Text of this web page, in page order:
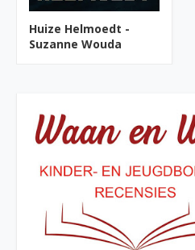
Huize Helmoedt -
Suzanne Wouda